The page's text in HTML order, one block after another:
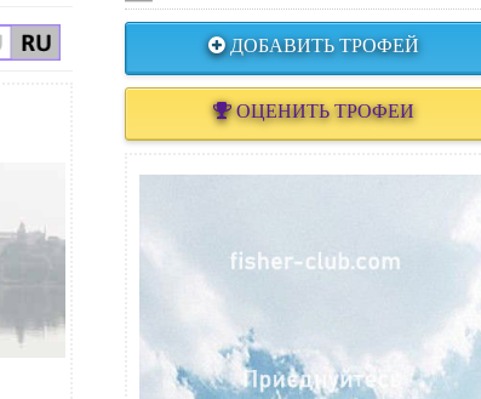
ДОБАВИТЬ ТРОФЕЙ
ОЦЕНИТЬ ТРОФЕИ